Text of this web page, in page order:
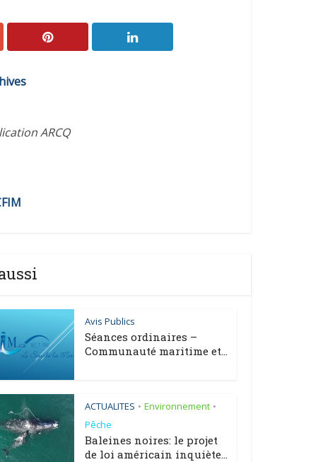
ARCQ
Avis Publics
Séances ordinaires –
Communauté maritime et...
ACTUALITES • Environnement •
Pêche
Baleines noires: le projet
de loi américain inquiète...